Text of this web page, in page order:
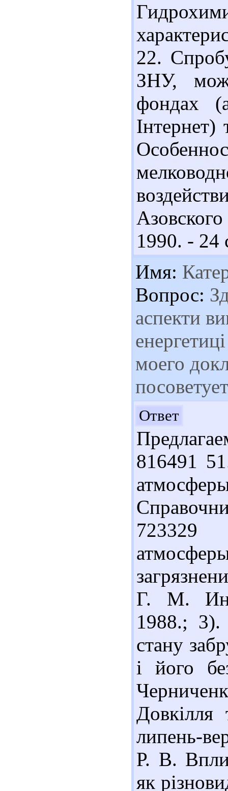
22.
ЗНУ,
фондах
1990. - 24
Имя:
Вопрос:
аспекти
моего
Ответ
816491
723329
Г. М.
1988.;
стану
і його
липень-
Р. В.
як